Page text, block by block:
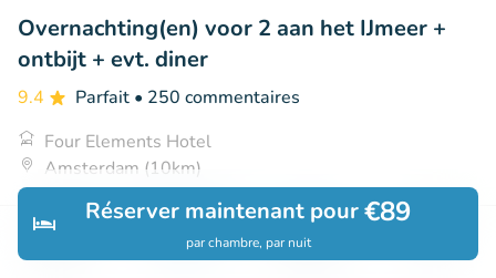
Rechercher Réservations
Réserver maintenant pour€89
par chambre, par nuit
Overnachting(en) voor 2 aan het IJmeer +
ontbijt + evt. diner
9.4 Parfait • 250 commentaires
Four Elements Hotel
Amsterdam (10km)
Vendu : 72
€151